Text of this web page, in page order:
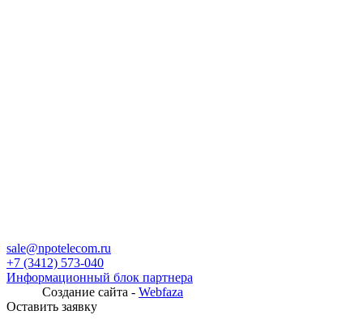
sale@npotelecom.ru
+7 (3412) 573-040
Информационный блок партнера
Создание сайта - Webfaza
Оставить заявку